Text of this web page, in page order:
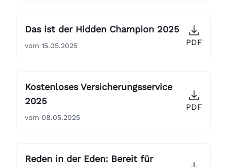
Das ist der Hidden Champion 2025
vom 15.05.2025 PDF
Kostenloses Versicherungsservice
2025
vom 08.05.2025
PDF
Reden in der Eden: Bereit für